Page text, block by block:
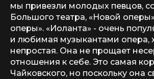
мы привезли молодых певцов,
Большого театра, «Новой
оперы». «Иоланта» - очень
и любимая музыкантами опера,
непростая. Она не прощает
отношения к себе. Это самая
Чайковского, но поскольку она